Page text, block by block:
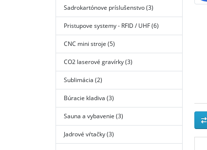
Sadrokartónove príslušenstvo (3)
Pristupove systemy - RFID / UHF (6)
CNC mini stroje (5)
CO2 laserové gravírky (3)
Sublimácia (2)
Búracie kladiva (3)
Sauna a vybavenie (3)
Jadrové vŕtačky (3)